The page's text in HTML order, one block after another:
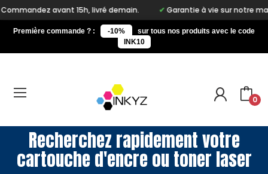
15h, livré demain. Garantie à vie sur notre marque Inkyz
Première commande ? : -10%
sur tous nos produits avec le code
INK10
0
Recherchez rapidement votre
cartouche d'encre ou toner laser